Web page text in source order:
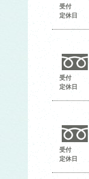
受付
定休日
受付
定休日
受付
定休日